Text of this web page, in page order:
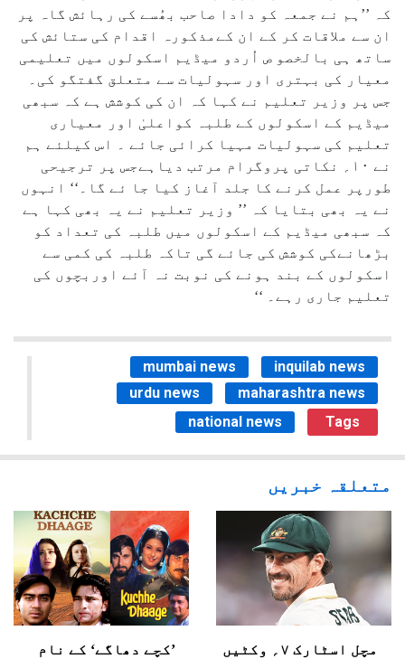
کہ ’’ہم نے جمعہ کو دادا صاحب بھُسے کی رہائش گاہ پر
ان سے ملاقات کر کے ان کےمذکورہ اقدام کی ستائش کی
ساتھ ہی بالخصو ص اُردو میڈیم اسکولوں میں تعلیمی
معیار کی بہتری اور سہولیات سے متعلق گفتگو کی۔
جس پر وزیر تعلیم نے کہا کہ ان کی کوشش ہے کہ سبھی
میڈیم کے اسکولوں کے طلبہ کواعلیٰ اور معیاری
تعلیم کی سہولیات مہیا کرائی جائے ۔ اس کیلئے ہم
نے ۱۰؍ نکاتی پروگرام مرتب دیاہےجس پر ترجیحی
طورپر عمل کرنے کا جلد آغاز کیا جا ئے گا۔‘‘ انہوں
نے یہ بھی بتایا کہ ’’ وزیر تعلیم نے یہ بھی کہا ہے
کہ سبھی میڈیم کے اسکولوں میں طلبہ کی تعداد کو
بڑھانےکی کوشش کی جائے گی تاکہ طلبہ کی کمی سے
اسکولوں کے بند ہونے کی نوبت نہ آئے اوربچوں کی
تعلیم جاری رہے۔ ‘‘
mumbai news
inquilab news
urdu news
maharashtra news
national news
Tags
متعلقہ خبریں
مچل اسٹارک ۷؍ وکٹیں
’کچے دھاگے‘ کے نام